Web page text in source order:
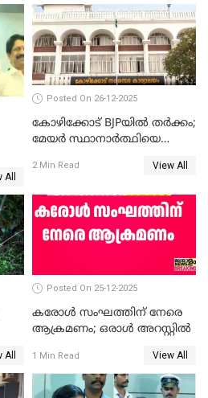
തന്നെ വിശദീകരിയ്ക്കുന്നു;
സത്യമിതാണ്
All
Posted On 26-12-2025
കോഴിക്കോട് BJPയിൽ തർക്കം;
മേയർ സ്ഥാനാർത്ഥിയെ
2 Min Read View All
All
Posted On 25-12-2025
കരോള്‍ സംഘത്തിന് നേരെ
ആക്രമണം; ഒരാള്‍ അറസ്റ്റില്‍
1 Min Read View All